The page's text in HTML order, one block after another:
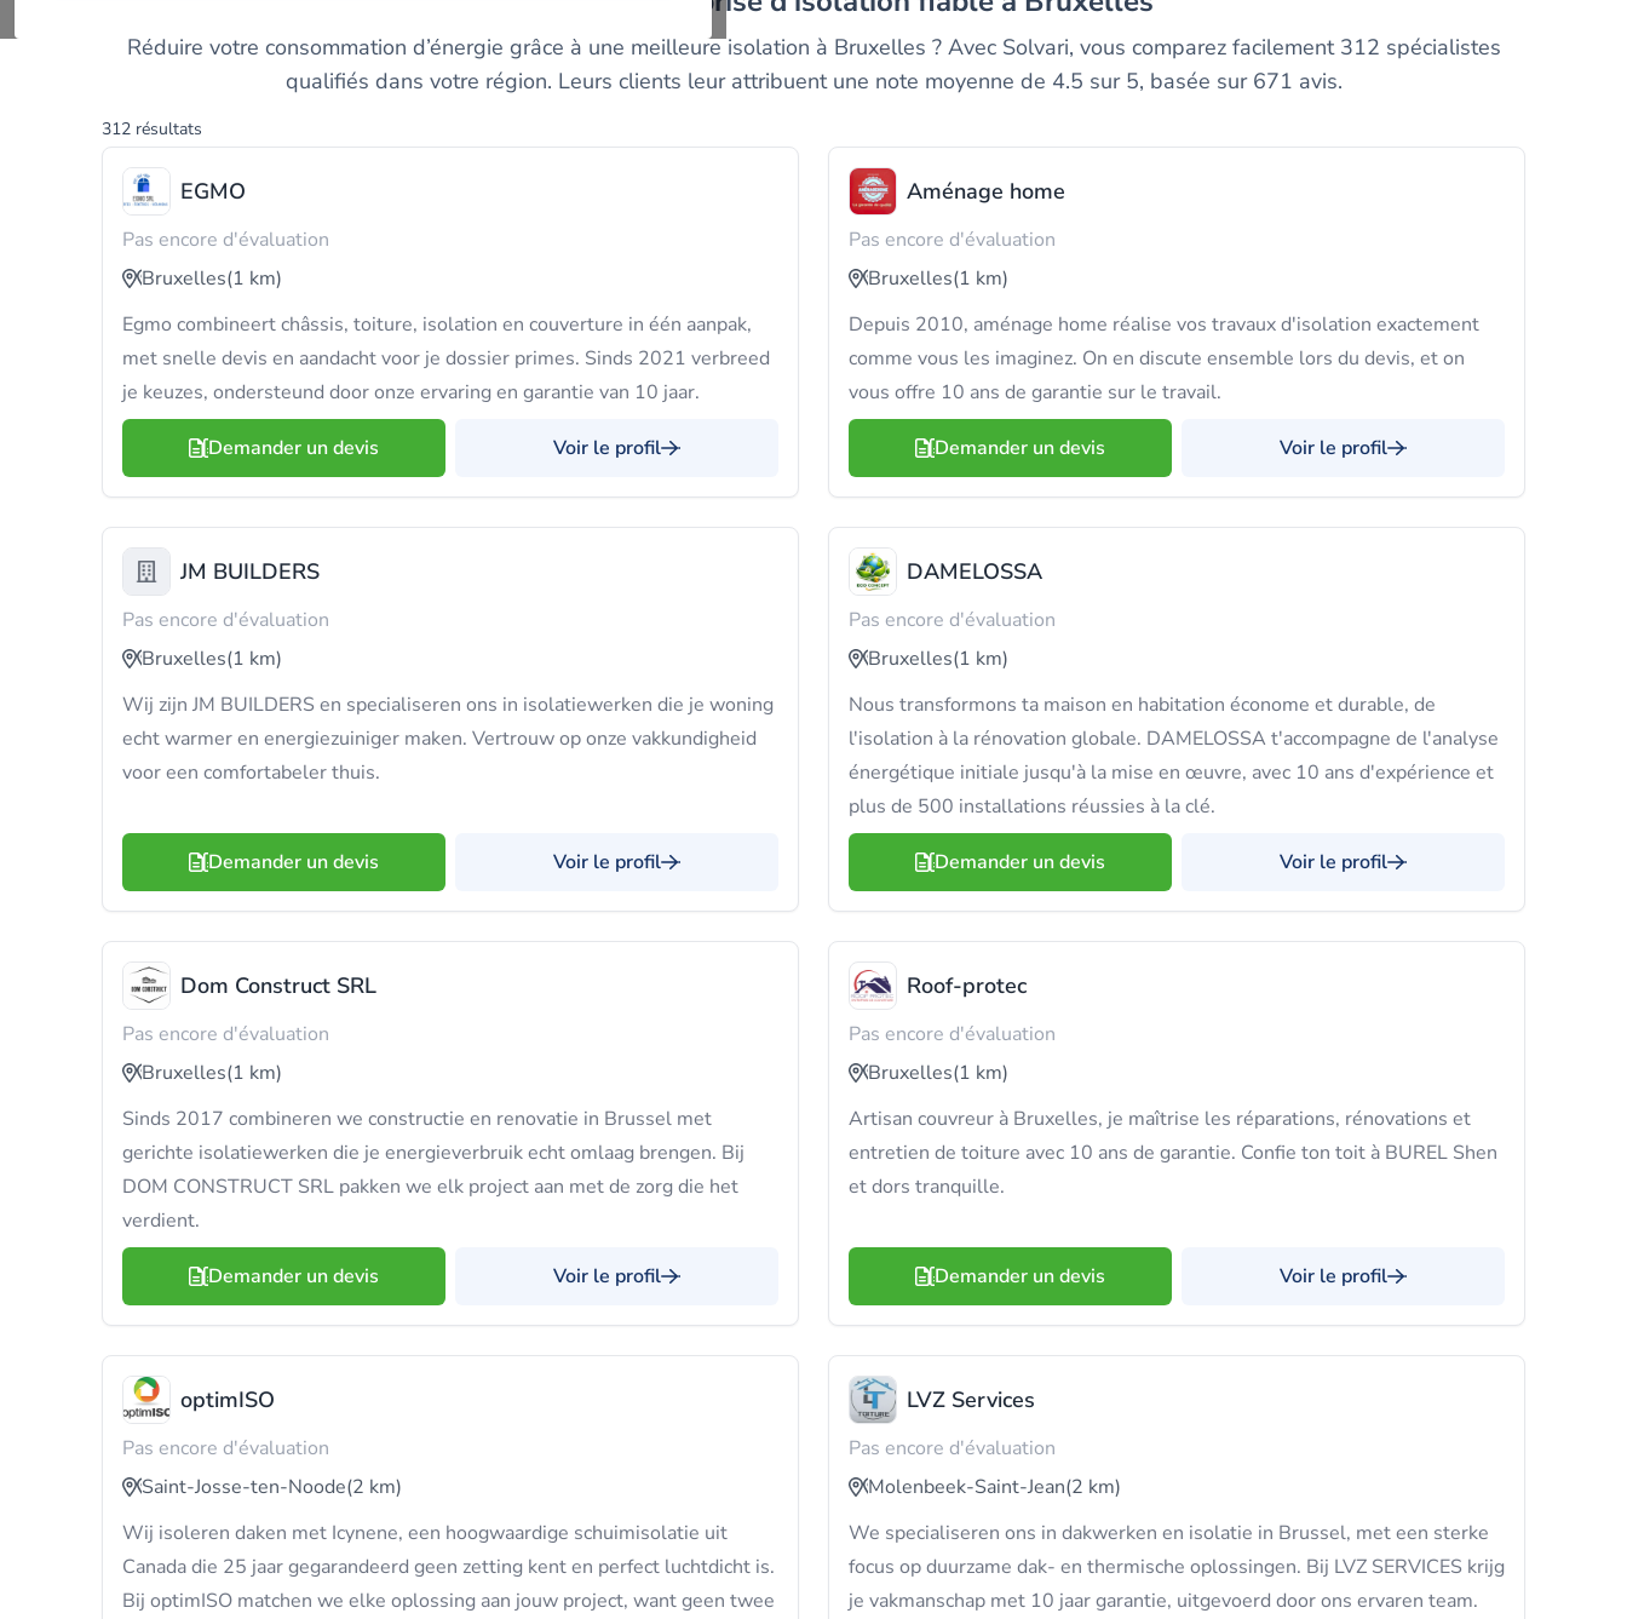
Réduire votre consommation d’énergie grâce à une meilleure isolation à Bruxelles ? Avec Solvari, vous comparez facilement 312 spécialistes
qualifiés dans votre région. Leurs clients leur attribuent une note moyenne de 4.5 sur 5, basée sur 671 avis.
312 résultats
EGMO
Pas encore d'évaluation
Bruxelles(1 km)
Egmo combineert châssis, toiture, isolation en couverture in één aanpak,
met snelle devis en aandacht voor je dossier primes. Sinds 2021 verbreed
je keuzes, ondersteund door onze ervaring en garantie van 10 jaar.
Demander un devis Voir le profil
Aménage home
Pas encore d'évaluation
Bruxelles(1 km)
Depuis 2010, aménage home réalise vos travaux d'isolation exactement
comme vous les imaginez. On en discute ensemble lors du devis, et on
vous offre 10 ans de garantie sur le travail.
Demander un devis Voir le profil
JM BUILDERS
Pas encore d'évaluation
Bruxelles(1 km)
Wij zijn JM BUILDERS en specialiseren ons in isolatiewerken die je woning
echt warmer en energiezuiniger maken. Vertrouw op onze vakkundigheid
voor een comfortabeler thuis.
Demander un devis Voir le profil
DAMELOSSA
Pas encore d'évaluation
Bruxelles(1 km)
Nous transformons ta maison en habitation économe et durable, de
l'isolation à la rénovation globale. DAMELOSSA t'accompagne de l'analyse
énergétique initiale jusqu'à la mise en œuvre, avec 10 ans d'expérience et
plus de 500 installations réussies à la clé.
Demander un devis Voir le profil
Dom Construct SRL
Pas encore d'évaluation
Bruxelles(1 km)
Sinds 2017 combineren we constructie en renovatie in Brussel met
gerichte isolatiewerken die je energieverbruik echt omlaag brengen. Bij
DOM CONSTRUCT SRL pakken we elk project aan met de zorg die het
verdient.
Demander un devis Voir le profil
Roof-protec
Pas encore d'évaluation
Bruxelles(1 km)
Artisan couvreur à Bruxelles, je maîtrise les réparations, rénovations et
entretien de toiture avec 10 ans de garantie. Confie ton toit à BUREL Shen
et dors tranquille.
Demander un devis Voir le profil
optimISO
Pas encore d'évaluation
Saint-Josse-ten-Noode(2 km)
Wij isoleren daken met Icynene, een hoogwaardige schuimisolatie uit
Canada die 25 jaar gegarandeerd geen zetting kent en perfect luchtdicht is.
Bij optimISO matchen we elke oplossing aan jouw project, want geen twee
LVZ Services
Pas encore d'évaluation
Molenbeek-Saint-Jean(2 km)
We specialiseren ons in dakwerken en isolatie in Brussel, met een sterke
focus op duurzame dak- en thermische oplossingen. Bij LVZ SERVICES krijg
je vakmanschap met 10 jaar garantie, uitgevoerd door ons ervaren team.